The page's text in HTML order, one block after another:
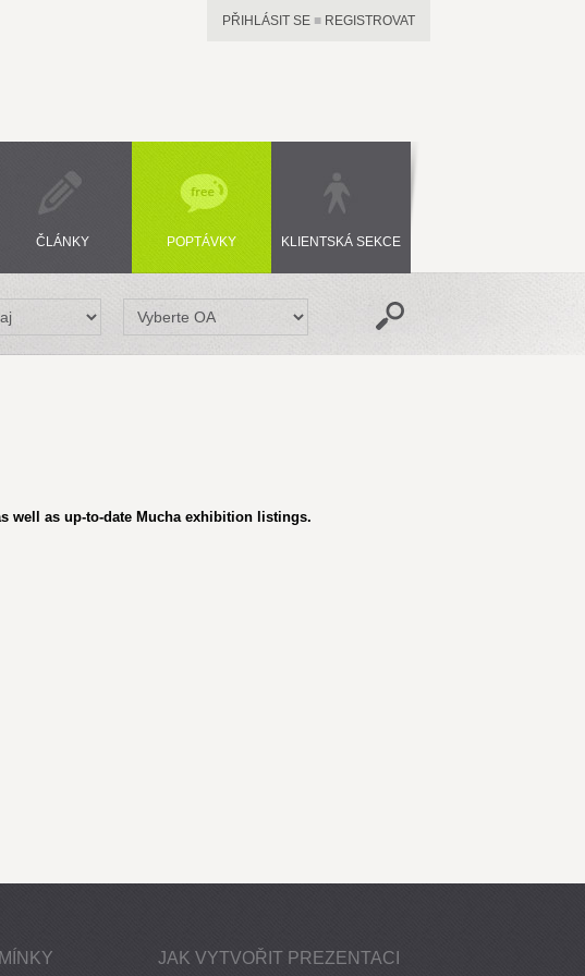
PŘIHLÁSIT SE ■ REGISTROVAT
ČLÁNKY POPTÁVKY KLIENTSKÁ SEKCE
well as up-to-date Mucha exhibition listings.
JAK VYTVOŘIT PREZENTACI